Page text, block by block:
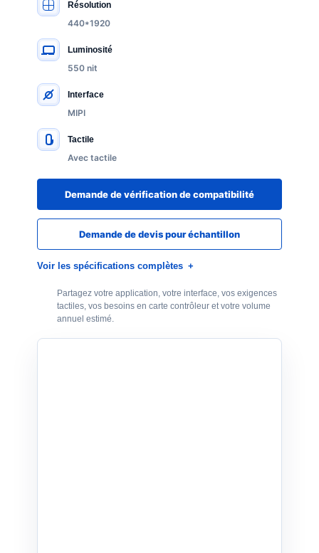
Résolution
440*1920
Luminosité
550 nit
Interface
MIPI
Tactile
Avec tactile
Demande de vérification de compatibilité
Demande de devis pour échantillon
Voir les spécifications complètes
Partagez votre application, votre interface, vos exigences
tactiles, vos besoins en carte contrôleur et votre volume
annuel estimé.